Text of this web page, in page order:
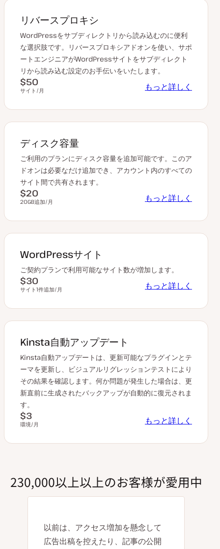
リバースプロキシ
WordPressをサブディレクトリから読み込むのに便利
な選択肢です。リバースプロキシアドオンを使い、サポ
ートエンジニアがWordPressサイトをサブディレクト
リから読み込む設定のお手伝いをいたします。
$50
サイト/月 もっと詳しく
ディスク容量
ご利用のプランにディスク容量を追加可能です。このア
ドオンは必要なだけ追加でき、アカウント内のすべての
サイト間で共有されます。
$20
20GB追加/月 もっと詳しく
WordPressサイト
ご契約プランで利用可能なサイト数が増加します。
$30
サイト1件追加/月 もっと詳しく
Kinsta自動アップデート
Kinsta自動アップデートは、更新可能なプラグインとテ
ーマを更新し、ビジュアルリグレッションテストにより
その結果を確認します。何か問題が発生した場合は、更
新直前に生成されたバックアップが自動的に復元されま
す。
$3
環境/月 もっと詳しく
230,000以上以上のお客様が愛用中
以前は、アクセス増加を懸念して
広告出稿を控えたり、記事の公開